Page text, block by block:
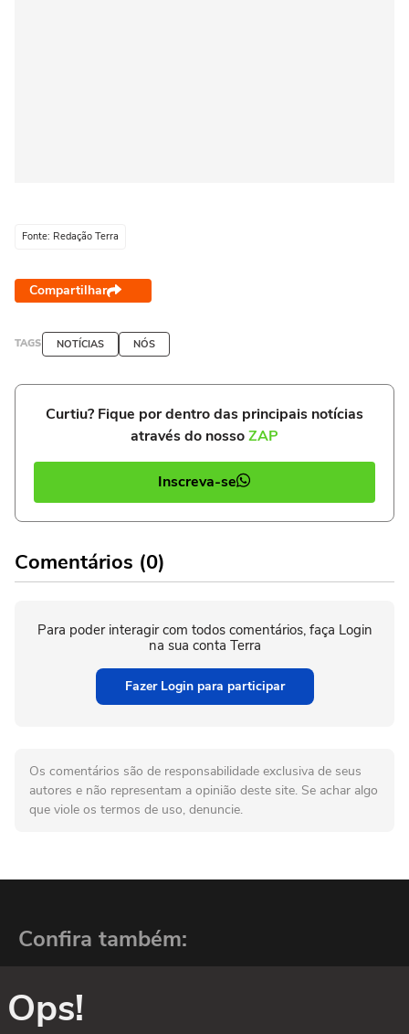
Fonte: Redação Terra
Compartilhar
TAGS NOTÍCIAS NÓS
Curtiu? Fique por dentro das principais notícias
através do nossoZAP
Inscreva-se
Comentários (0)
Para poder interagir com todos comentários, faça Login
na sua conta Terra
Fazer Login para participar
Os comentários são de responsabilidade exclusiva de seus
autores e não representam a opinião deste site. Se achar algo
que viole os termos de uso, denuncie.
Confira também:
Ops!